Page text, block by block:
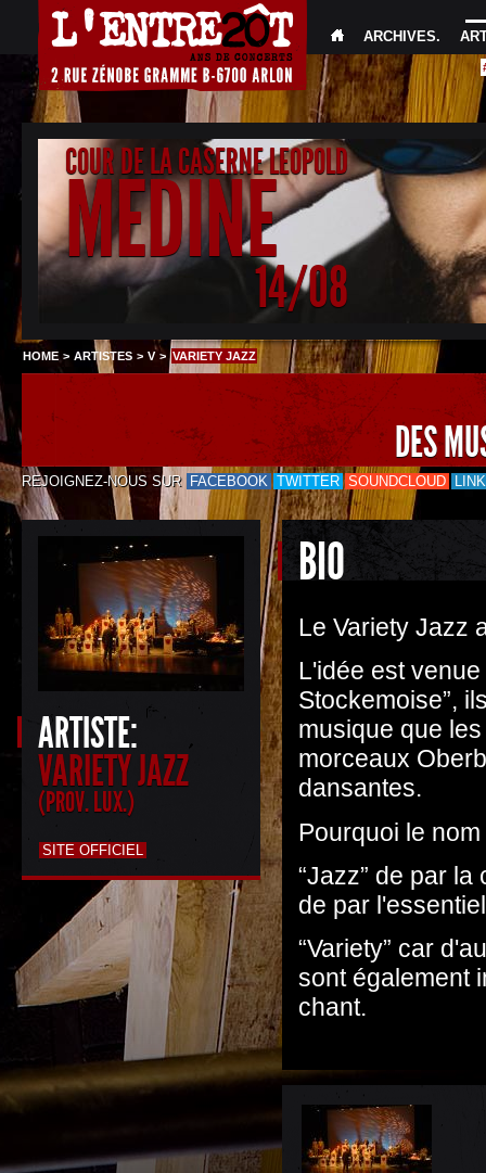
ARCHIVES.
COUR DE LA CASERNE LEOPOLD
MEDINE
14/08
HOME > ARTISTES > V > VARIETY JAZZ
DES
REJOIGNEZ-NOUS SUR FACEBOOK TWITTER SOUNDCLOUD
ARTISTE:
VARIETY JAZZ
(PROV. LUX.)
SITE OFFICIEL
BIO
Le Variety Jazz
L'idée est
Stockemoise”,
musique que
morceaux
dansantes.
Pourquoi le nom
“Jazz” de par
de par
“Variety” car
sont également
chant.